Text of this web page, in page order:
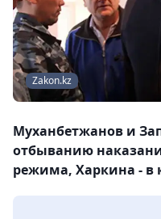
Zakon.kz
Муханбетжанов и
отбыванию
режима, Харкина -